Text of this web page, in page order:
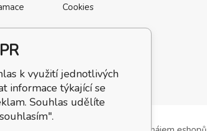
Cookies
k využití jednotlivých
informace týkající se
Souhlas udělíte